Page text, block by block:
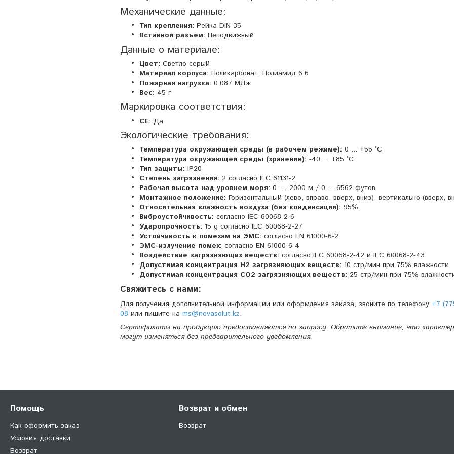
Механические данные:
Тип крепления: Рейка DIN-35
Вставной разъем: Неподвижный
Данные о материале:
Цвет: Светло-серый
Материал корпуса: Поликарбонат; Полиамид 6.6
Пожарная нагрузка: 0,087 МДж
Вес: 45 г
Маркировка соответствия:
CE: Да
Экологические требования:
Температура окружающей среды (в рабочем режиме): 0 ... +55 °C
Температура окружающей среды (хранение): -40 ... +85 °C
Тип защиты: IP20
Степень загрязнения: 2 согласно IEC 61131-2
Рабочая высота над уровнем моря: 0 … 2000 м / 0 ... 6562 футов
Монтажное положение: Горизонтальный (лево, вправо, вверх, вниз), вертикально (вверх,
Относительная влажность воздуха (без конденсации): 95%
Виброустойчивость: согласно IEC 60068-2-6
Ударопрочность: 15 g согласно IEC 60068-2-27
Устойчивость к помехам на ЭМС: согласно EN 61000-6-2
ЭМС-излучение помех: согласно EN 61000-6-4
Воздействие загрязняющих веществ: согласно IEC 60068-2-42 и IEC 60068-2-43
Допустимая концентрация H2 загрязняющих веществ: 10 стр/мин при 75% влажности
Допустимая концентрация CO2 загрязняющих веществ: 25 стр/мин при 75%
Свяжитесь с нами:
Для получения дополнительной информации или оформления заказа, звоните по телефону +7
08 или пишите на ms@novasolut.kz.
Сертификаты на продукцию предоставляются по запросу. Обратите внимание, что
могут изменяться без предварительного уведомления.
Помощь
Как оформить заказ
Условия доставки
Возврат
Возврат и обмен
Возврат